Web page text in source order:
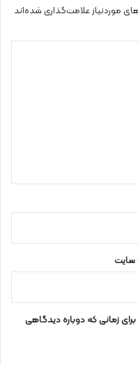
موردنیاز علامت‌گذاری شده‌اند
زمانی که دوباره دیدگاهی